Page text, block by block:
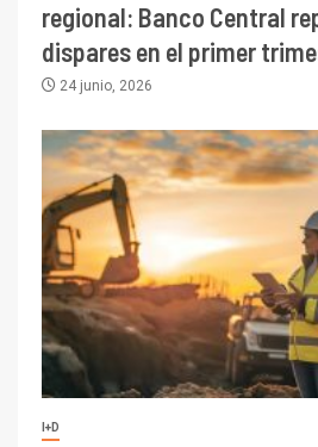
regional: Banco Central
dispares en el primer
24 junio, 2026
I+D